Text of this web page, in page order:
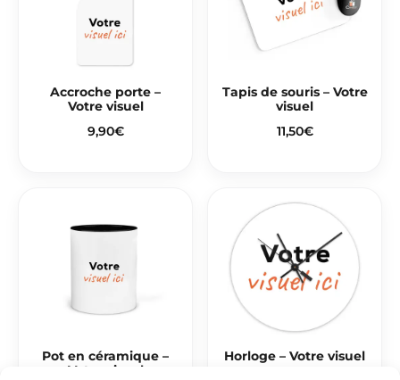
Accroche porte –
Votre visuel
9,90€
Tapis de souris – Votre
visuel
11,50€
Pot en céramique –
Votre visuel
Horloge – Votre visuel